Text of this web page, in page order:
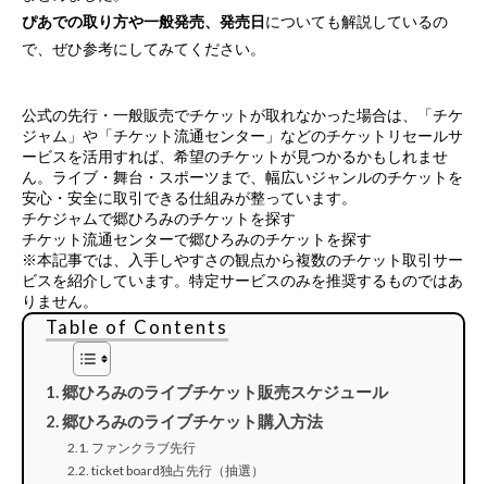
ぴあでの取り方や一般発売、発売日についても解説しているの
で、ぜひ参考にしてみてください。
公式の先行・一般販売でチケットが取れなかった場合は、
「チケ
ジャム」や「チケット流通センター」などのチケットリセールサ
ービスを活用すれば、希望のチケットが見つかるかもしれませ
ん。ライブ・舞台・スポーツまで、幅広いジャンルのチケットを
安心・安全に取引できる仕組みが整っています。
チケジャムで郷ひろみのチケットを探す
チケット流通センターで郷ひろみのチケットを探す
※本記事では、入手しやすさの観点から複数のチケット取引サー
ビスを紹介しています。特定サービスのみを推奨するものではあ
りません。
Table of Contents
郷ひろみのライブチケット販売スケジュール
郷ひろみのライブチケット購入方法
ファンクラブ先行
ticket board独占先行（抽選）